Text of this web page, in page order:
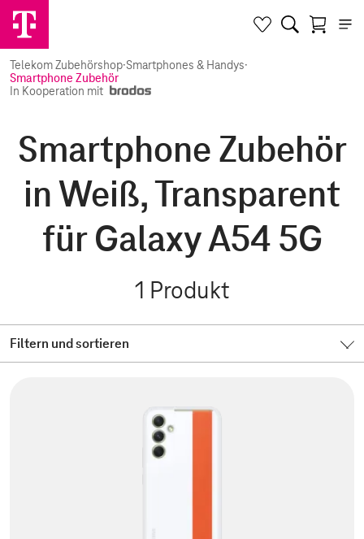
Telekom Zubehörshop·Smartphones & Handys·
Smartphone Zubehör
In Kooperation mit
Smartphone Zubehör
in Weiß, Transparent
für Galaxy A54 5G
1 Produkt
Filtern und sortieren